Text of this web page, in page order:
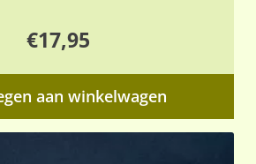
€17,95
aan winkelwagen